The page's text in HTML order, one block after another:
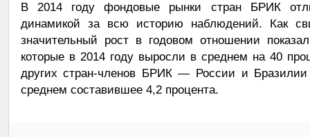
В 2014 году фондовые рынки стран БРИК
динамикой за всю историю наблюдений. Как
значительный рост в годовом отношении
которые в 2014 году выросли в среднем на 40
других стран-членов БРИК — России и
среднем составившее 4,2 процента.